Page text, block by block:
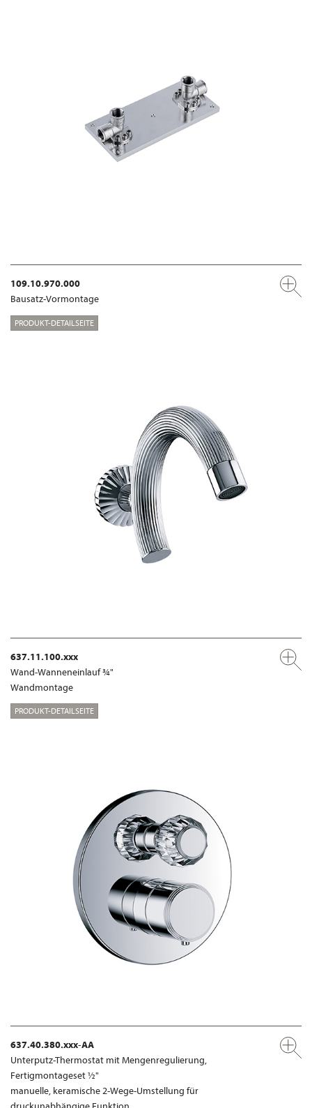
109.10.970.000
Bausatz-Vormontage
PRODUKT-DETAILSEITE
637.11.100.xxx
Wand-Wanneneinlauf ¾"
Wandmontage
PRODUKT-DETAILSEITE
637.40.380.xxx-AA
Unterputz-Thermostat mit Mengenregulierung,
Fertigmontageset ½"
manuelle, keramische 2-Wege-Umstellung für